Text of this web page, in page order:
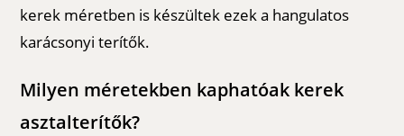
kerek méretben is készültek ezek a hangulatos
karácsonyi terítők.
Milyen méretekben kaphatóak kerek
asztalterítők?